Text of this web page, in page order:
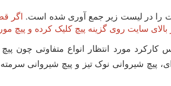
را در لیست زیر جمع آوری شده است. اگر
بالای سایت روی گزینه پیچ کلیک کرده و پیچ
کارکرد مورد انتظار انواع متفاوتی چون
پیچ شیروانی نوک تیز و پیچ شیروانی سرمته